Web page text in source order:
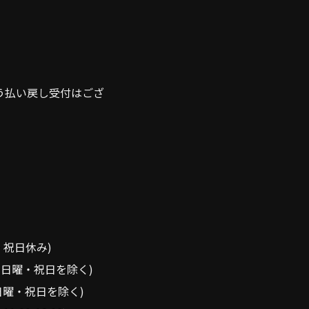
い戻し受付はござ
日休み)
曜・祝日を除く)
・祝⽇を除く)